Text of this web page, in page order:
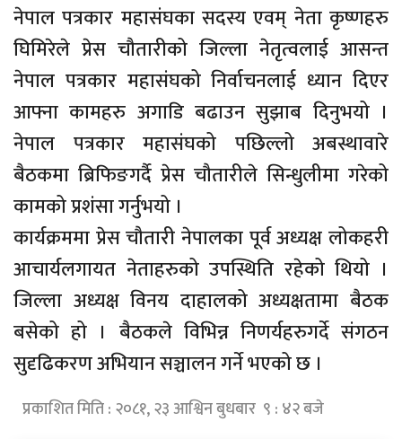
नेपाल पत्रकार महासंघका सदस्य एवम् नेता कृष्णहरु
घिमिरेले प्रेस चौतारीको जिल्ला नेतृत्वलाई आसन्त
नेपाल पत्रकार महासंघको निर्वाचनलाई ध्यान दिएर
आफ्ना कामहरु अगाडि बढाउन सुझाब दिनुभयो ।
नेपाल पत्रकार महासंघको पछिल्लो अबस्थावारे
बैठकमा ब्रिफिङगर्दै प्रेस चौतारीले सिन्धुलीमा गरेको
कामको प्रशंसा गर्नुभयो ।
कार्यक्रममा प्रेस चौतारी नेपालका पूर्व अध्यक्ष लोकहरी
आचार्यलगायत नेताहरुको उपस्थिति रहेको थियो ।
जिल्ला अध्यक्ष विनय दाहालको अध्यक्षतामा बैठक
बसेको हो । बैठकले विभिन्न निणर्यहरुगर्दे संगठन
सुदृढिकरण अभियान सञ्चालन गर्ने भएको छ ।
प्रकाशित मिति : २०८१, २३ आश्विन बुधबार ९ : ४२ बजे